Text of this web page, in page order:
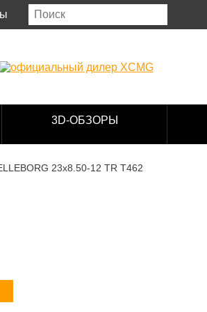
3D-ОБЗОРЫ
23x8.50-12 TR T462